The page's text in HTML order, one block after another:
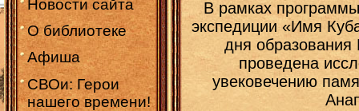
Новости сайта
О библиотеке
Афиша
СВОи: Герои
нашего времени!
В рамках
экспедиции «Имя
дня образования
проведена
увековечению